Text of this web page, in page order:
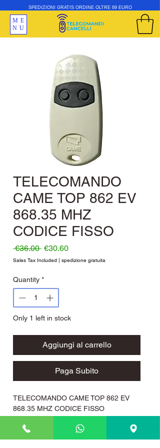
ME
NU
SPEDIZIONI GRATIS ORDINE OLTRE 69 EURO
TELECOMANDO
CAME TOP 862 EV
868.35 MHZ
CODICE FISSO
€36.00 Regular Price
€30.60Sale Price
Sales Tax Included spedizione gratuita
Quantity *
Only 1 left in stock
Aggiungi al carrello
Paga Subito
TELECOMANDO CAME TOP 862 EV
868.35 MHZ CODICE FISSO
versione a due canali, frequenze 868,35
Mhz, programmazione ad